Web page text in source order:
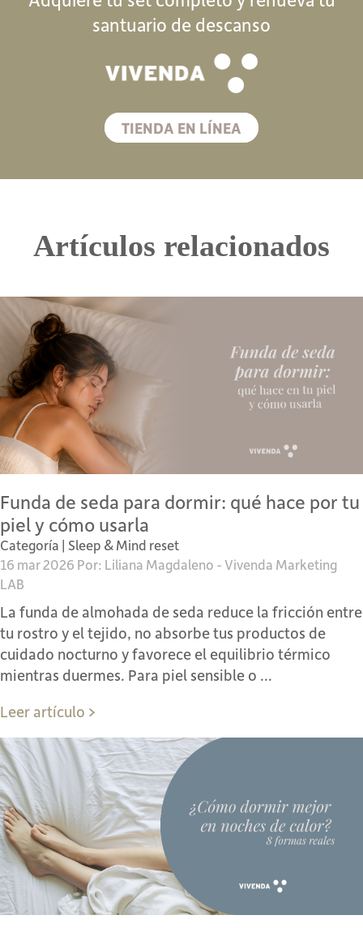
santuario de descanso
TIENDA EN LÍNEA
Artículos relacionados
Funda de seda para dormir: qué hace por tu
piel y cómo usarla
Categoría | Sleep & Mind reset
16 mar 2026 Por: Liliana Magdaleno - Vivenda Marketing
LAB
La funda de almohada de seda reduce la fricción entre
tu rostro y el tejido, no absorbe tus productos de
cuidado nocturno y favorece el equilibrio térmico
mientras duermes. Para piel sensible o ...
Leer artículo >